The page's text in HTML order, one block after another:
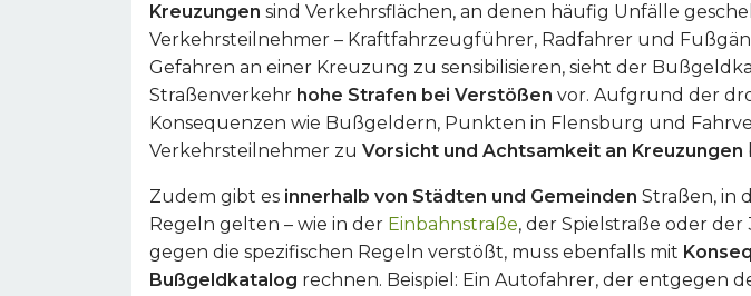
Kreuzungen sind Verkehrsflächen, an denen häufig Unfälle
Verkehrsteilnehmer – Kraftfahrzeugführer, Radfahrer und
Gefahren an einer Kreuzung zu sensibilisieren, sieht der
Straßenverkehr hohe Strafen bei Verstößen vor. Aufgrund der
Konsequenzen wie Bußgeldern, Punkten in Flensburg und
Verkehrsteilnehmer zu Vorsicht und Achtsamkeit an Kreuzungen
Zudem gibt es innerhalb von Städten und Gemeinden Straßen, in
Regeln gelten – wie in der Einbahnstraße, der Spielstraße oder
gegen die spezifischen Regeln verstößt, muss ebenfalls mit
Bußgeldkatalog rechnen. Beispiel: Ein Autofahrer, der entgegen